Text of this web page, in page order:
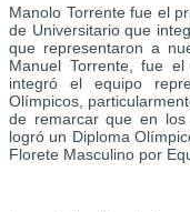
Manolo Torrente fue el
de Universitario que
que representaron a
Manuel Torrente, fue
integró el equipo
Olímpicos,
de remarcar que en los
logró un Diploma
Florete Masculino por